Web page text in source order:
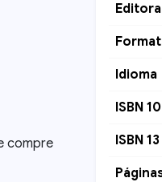
compre
Editora
Idioma
ISBN 10
ISBN 13